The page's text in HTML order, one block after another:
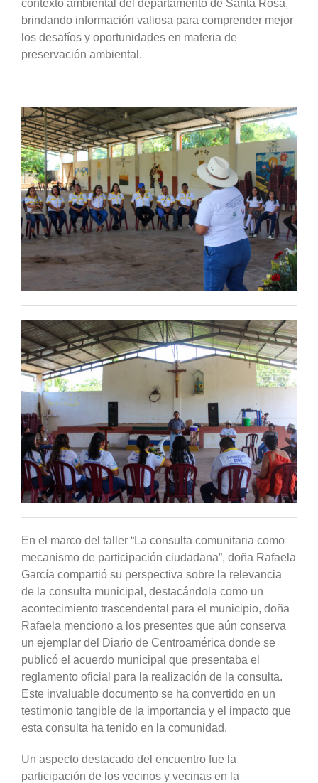
contexto ambiental del departamento de Santa Rosa,
brindando información valiosa para comprender mejor
los desafíos y oportunidades en materia de
preservación ambiental.
En el marco del taller “La consulta comunitaria como
mecanismo de participación ciudadana”, doña Rafaela
García compartió su perspectiva sobre la relevancia
de la consulta municipal, destacándola como un
acontecimiento trascendental para el municipio, doña
Rafaela menciono a los presentes que aún conserva
un ejemplar del Diario de Centroamérica donde se
publicó el acuerdo municipal que presentaba el
reglamento oficial para la realización de la consulta.
Este invaluable documento se ha convertido en un
testimonio tangible de la importancia y el impacto que
esta consulta ha tenido en la comunidad.
Un aspecto destacado del encuentro fue la
participación de los vecinos y vecinas en la